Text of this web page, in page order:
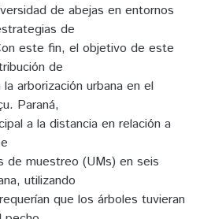
de abejas en entornos
de
este fin, el objetivo de este
de
arborización urbana en el
Paraná,
a la distancia en relación a
de muestreo (UMs) en seis
utilizando
que los árboles tuvieran